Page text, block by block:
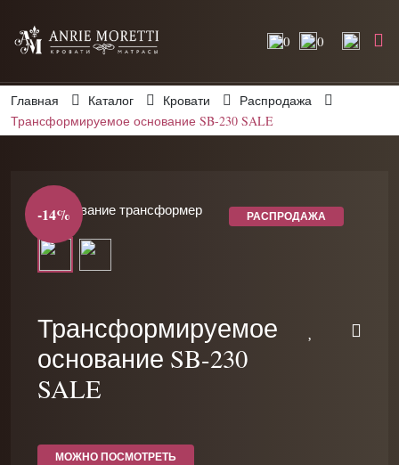
0 0
Главная Каталог Кровати
Распродажа
Трансформируемое основание SB-230 SALE
РАСПРОДАЖА
-14%
Трансформируемое
основание SB-230
SALE
МОЖНО ПОСМОТРЕТЬ